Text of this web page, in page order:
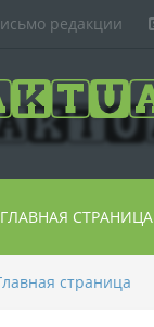
редакции
ГЛАВНАЯ СТРАНИЦА
страница